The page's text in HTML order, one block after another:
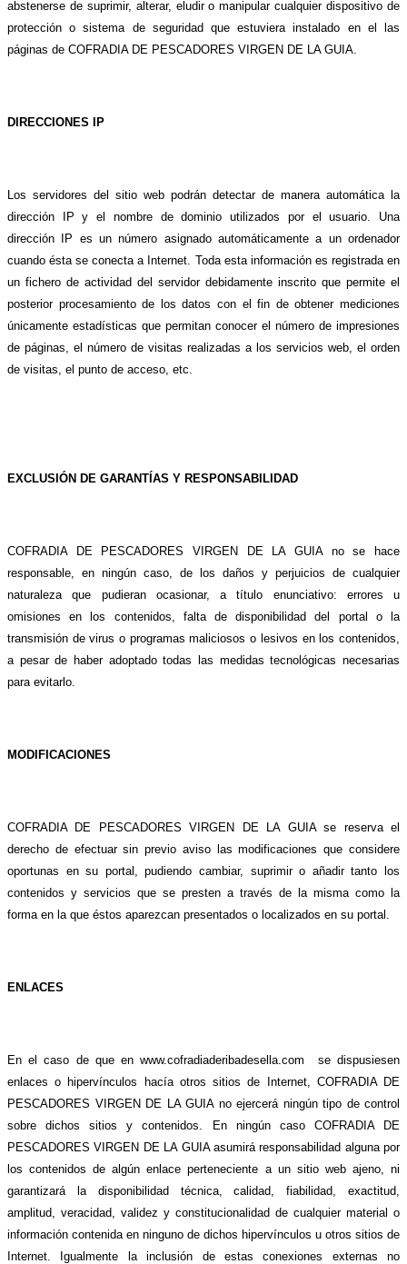
abstenerse de suprimir, alterar, eludir o manipular cualquier dispositivo de
protección o sistema de seguridad que estuviera instalado en el las
páginas de COFRADIA DE PESCADORES VIRGEN DE LA GUIA.
DIRECCIONES IP
Los servidores del sitio web podrán detectar de manera automática la
dirección IP y el nombre de dominio utilizados por el usuario. Una
dirección IP es un número asignado automáticamente a un ordenador
cuando ésta se conecta a Internet. Toda esta información es registrada en
un fichero de actividad del servidor debidamente inscrito que permite el
posterior procesamiento de los datos con el fin de obtener mediciones
únicamente estadísticas que permitan conocer el número de impresiones
de páginas, el número de visitas realizadas a los servicios web, el orden
de visitas, el punto de acceso, etc.
EXCLUSIÓN DE GARANTÍAS Y RESPONSABILIDAD
COFRADIA DE PESCADORES VIRGEN DE LA GUIA no se hace
responsable, en ningún caso, de los daños y perjuicios de cualquier
naturaleza que pudieran ocasionar, a título enunciativo: errores u
omisiones en los contenidos, falta de disponibilidad del portal o la
transmisión de virus o programas maliciosos o lesivos en los contenidos,
a pesar de haber adoptado todas las medidas tecnológicas necesarias
para evitarlo.
MODIFICACIONES
COFRADIA DE PESCADORES VIRGEN DE LA GUIA se reserva el
derecho de efectuar sin previo aviso las modificaciones que considere
oportunas en su portal, pudiendo cambiar, suprimir o añadir tanto los
contenidos y servicios que se presten a través de la misma como la
forma en la que éstos aparezcan presentados o localizados en su portal.
ENLACES
En el caso de que en www.cofradiaderibadesella.com
se dispusiesen
enlaces o hipervínculos hacía otros sitios de Internet, COFRADIA DE
PESCADORES VIRGEN DE LA GUIA no ejercerá ningún tipo de control
sobre dichos sitios y contenidos. En ningún caso COFRADIA DE
PESCADORES VIRGEN DE LA GUIA asumirá responsabilidad alguna por
los contenidos de algún enlace perteneciente a un sitio web ajeno, ni
garantizará la disponibilidad técnica, calidad, fiabilidad, exactitud,
amplitud, veracidad, validez y constitucionalidad de cualquier material o
información contenida en ninguno de dichos hipervínculos u otros sitios de
Internet. Igualmente la inclusión de estas conexiones externas no